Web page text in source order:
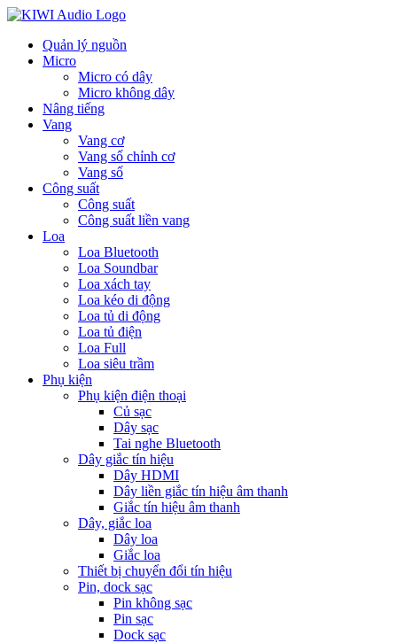
Quản lý nguồn
Micro
Micro có dây
Micro không dây
Nâng tiếng
Vang
Vang cơ
Vang số chỉnh cơ
Vang số
Công suất
Công suất
Công suất liền vang
Loa
Loa Bluetooth
Loa Soundbar
Loa xách tay
Loa kéo di động
Loa tủ di động
Loa tủ điện
Loa Full
Loa siêu trầm
Phụ kiện
Phụ kiện điện thoại
Củ sạc
Dây sạc
Tai nghe Bluetooth
Dây giắc tín hiệu
Dây HDMI
Dây liền giắc tín hiệu âm thanh
Giắc tín hiệu âm thanh
Dây, giắc loa
Dây loa
Giắc loa
Thiết bị chuyển đổi tín hiệu
Pin, dock sạc
Pin không sạc
Pin sạc
Dock sạc